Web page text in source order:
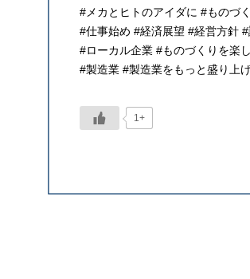
#メカとヒトのアイダに #ものづ
#仕事始め #経済展望 #経営方針 #
#ローカル企業 #ものづくりを楽し
#製造業 #製造業をもっと盛り上
1+